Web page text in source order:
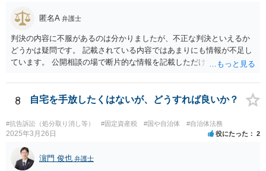
匿名A 弁護士
判決の内容に不服があるのは分かりましたが、不正な判決といえるか
どうかは疑問です。 記載されている内容ではあまりにも情報が不足し
ています。 公開相談の場で断片的な情報を記載しただけでは判断が難
ます。
8 自宅を手放したくはないが、どうすれば良いか？
#抗告訴訟（処分取り消し等） #固定資産税 #国や自治体 #自治体法務
2025年3月26日 役にたった 2
濵門 俊也 弁護士